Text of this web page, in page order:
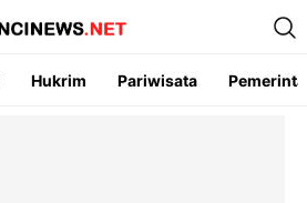
Hukrim Pariwisata